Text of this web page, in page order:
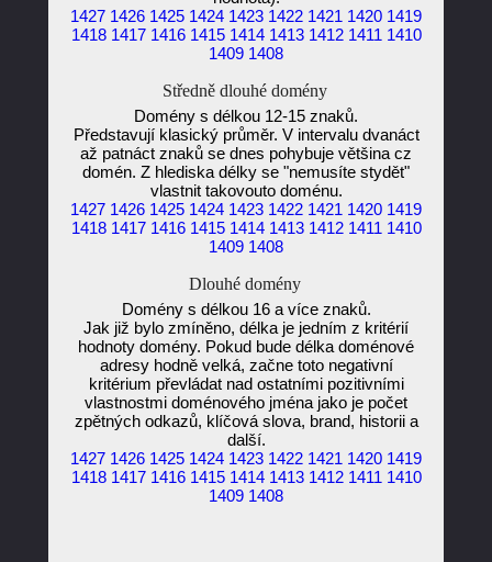
1427 1426 1425 1424 1423 1422 1421 1420 1419
1418 1417 1416 1415 1414 1413 1412 1411 1410
1409 1408
Středně dlouhé domény
Domény s délkou 12-15 znaků.
Představují klasický průměr. V intervalu dvanáct
až patnáct znaků se dnes pohybuje většina cz
domén. Z hlediska délky se "nemusíte stydět"
vlastnit takovouto doménu.
1427 1426 1425 1424 1423 1422 1421 1420 1419
1418 1417 1416 1415 1414 1413 1412 1411 1410
1409 1408
Dlouhé domény
Domény s délkou 16 a více znaků.
Jak již bylo zmíněno, délka je jedním z kritérií
hodnoty domény. Pokud bude délka doménové
adresy hodně velká, začne toto negativní
kritérium převládat nad ostatními pozitivními
vlastnostmi doménového jména jako je počet
zpětných odkazů, klíčová slova, brand, historii a
další.
1427 1426 1425 1424 1423 1422 1421 1420 1419
1418 1417 1416 1415 1414 1413 1412 1411 1410
1409 1408